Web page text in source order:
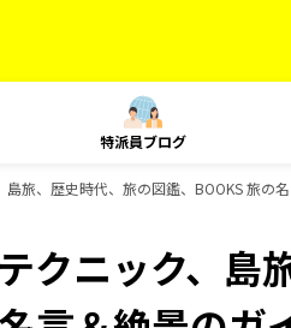
特派員ブログ
旅、歴史時代、旅の図鑑、BOOKS 旅の
クニック、島